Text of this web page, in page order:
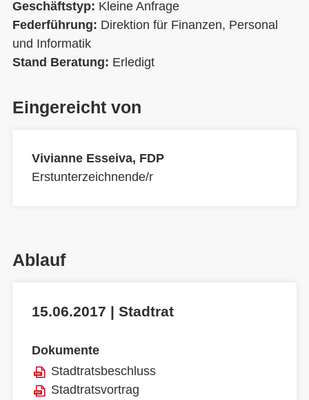
Geschäftstyp: Kleine Anfrage
Federführung: Direktion für Finanzen, Personal
und Informatik
Stand Beratung: Erledigt
Eingereicht von
Vivianne Esseiva, FDP
Erstunterzeichnende/r
Ablauf
15.06.2017 | Stadtrat
Dokumente
Stadtratsbeschluss
Stadtratsvortrag